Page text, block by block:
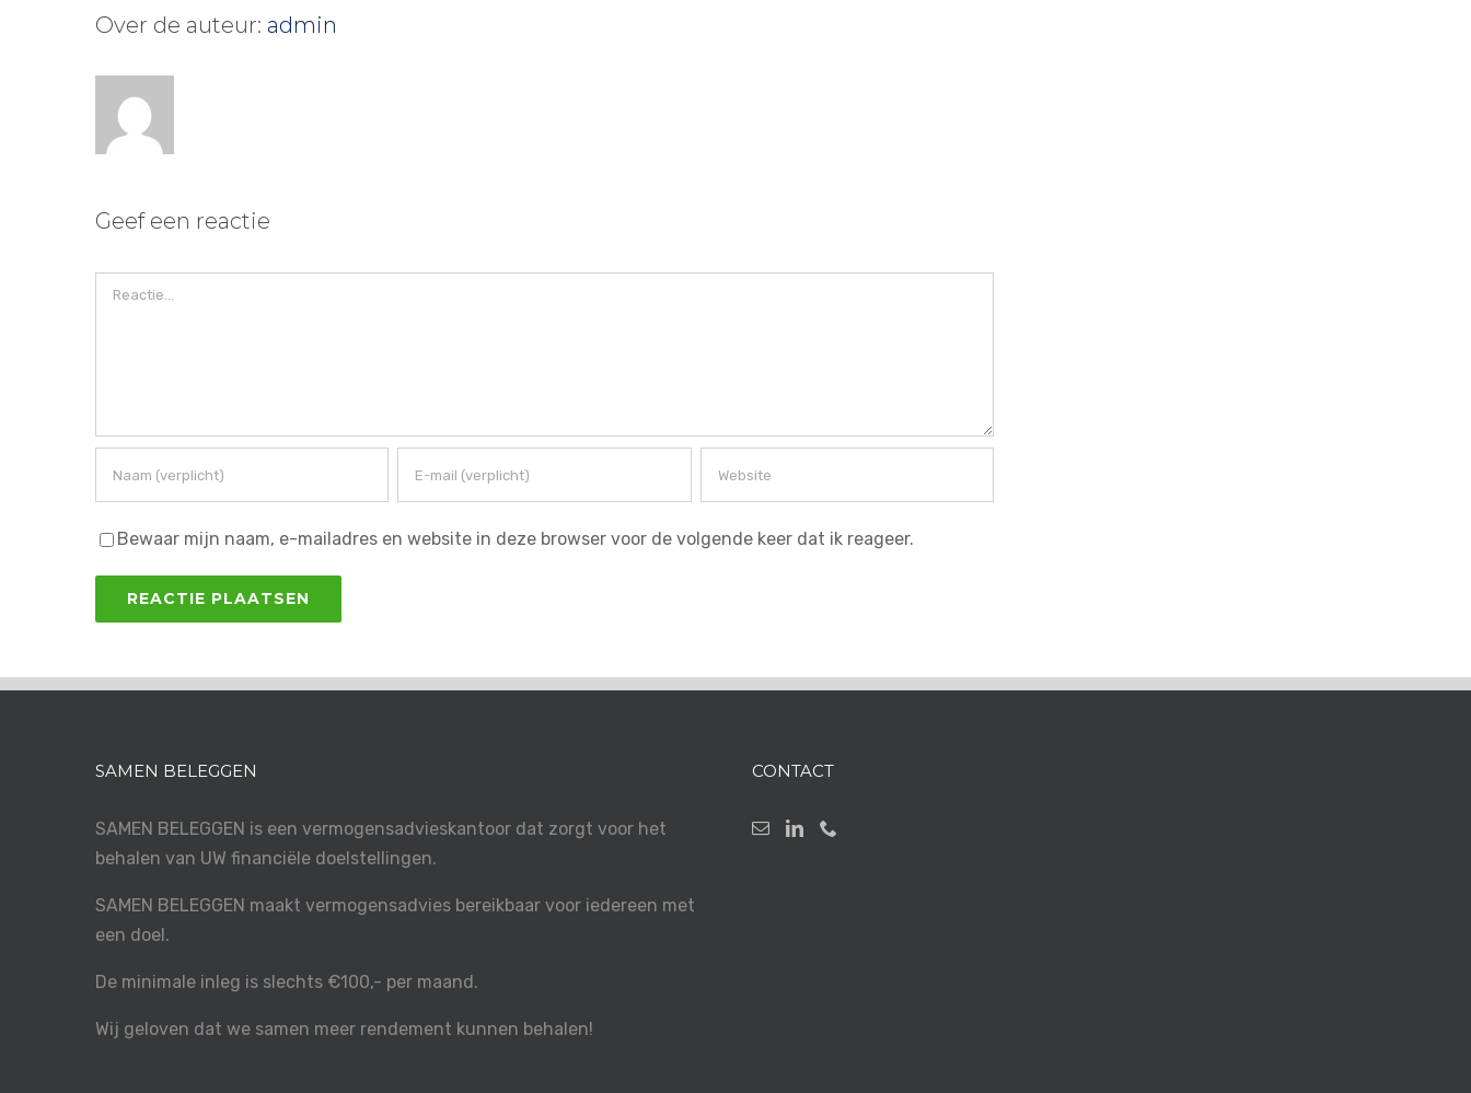
Over de auteur: admin
Geef een reactie
Reactie
Bewaar mijn naam, e-mailadres en website in deze browser voor de volgende keer dat ik reageer.
SAMEN BELEGGEN
SAMEN BELEGGEN is een vermogensadvieskantoor dat zorgt voor het
behalen van UW financiële doelstellingen.
SAMEN BELEGGEN maakt vermogensadvies bereikbaar voor iedereen met
een doel.
De minimale inleg is slechts €100,- per maand.
Wij geloven dat we samen meer rendement kunnen behalen!
CONTACT